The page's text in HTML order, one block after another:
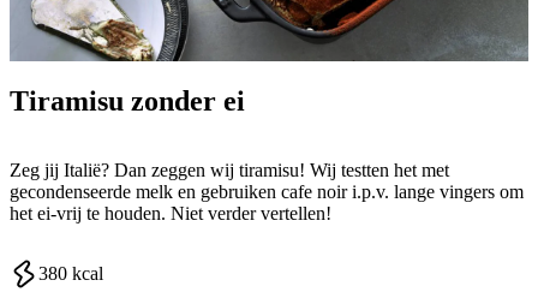
Tiramisu zonder ei
Zeg jij Italië? Dan zeggen wij tiramisu! Wij testten het met
gecondenseerde melk en gebruiken cafe noir i.p.v. lange vingers om
het ei-vrij te houden. Niet verder vertellen!
380 kcal